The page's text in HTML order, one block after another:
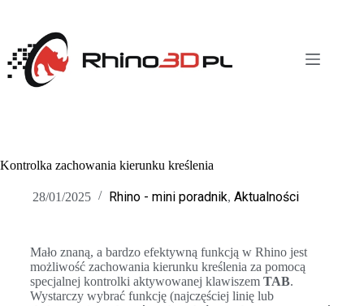
Kontrolka zachowania kierunku kreślenia
28/01/2025 Rhino - mini poradnik, Aktualności
Mało znaną, a bardzo efektywną funkcją w Rhino jest
możliwość zachowania kierunku kreślenia za pomocą
specjalnej kontrolki aktywowanej klawiszem TAB.
Wystarczy wybrać funkcję (najczęściej linię lub